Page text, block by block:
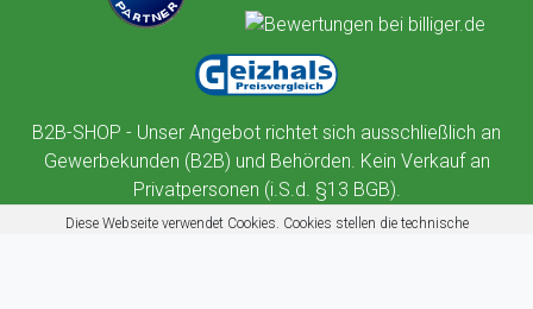
B2B-SHOP - Unser Angebot richtet sich ausschließlich an
Gewerbekunden (B2B) und Behörden. Kein Verkauf an
Privatpersonen (i.S.d. §13 BGB).
Diese Webseite verwendet Cookies. Cookies stellen die technische